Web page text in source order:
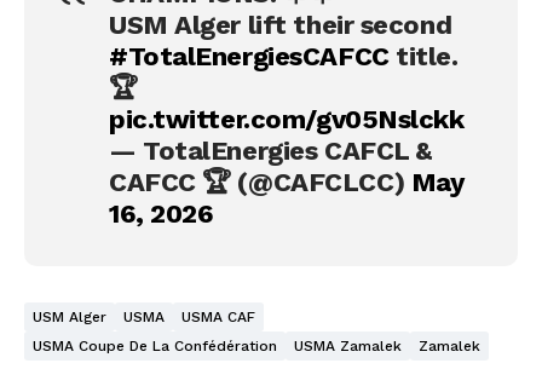
USM Alger lift their second
#TotalEnergiesCAFCCtitle.
🏆
pic.twitter.com/gv05Nslckk
— TotalEnergies CAFCL &
CAFCC 🏆 (@CAFCLCC) May
16, 2026
USM Alger USMA
USMA CAF
USMA Coupe De La Confédération
USMA Zamalek Zamalek